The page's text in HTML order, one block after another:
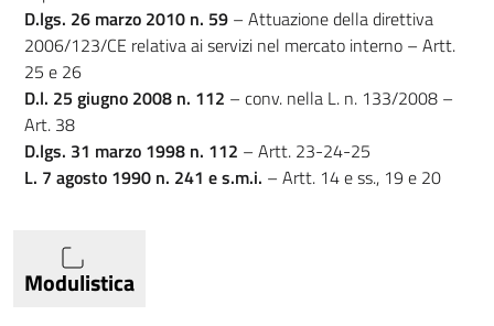
D.lgs. 26 marzo 2010 n. 59 – Attuazione della direttiva
2006/123/CE relativa ai servizi nel mercato interno – Artt.
25 e 26
D.l. 25 giugno 2008 n. 112 – conv. nella L. n. 133/2008 –
Art. 38
D.lgs. 31 marzo 1998 n. 112 – Artt. 23-24-25
L. 7 agosto 1990 n. 241 e s.m.i. – Artt. 14 e ss., 19 e 20
Modulistica